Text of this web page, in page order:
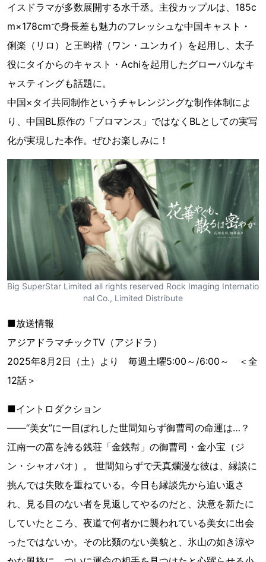
イスドラマが多数展開する水千丞。主役カップルは、185c
m×178cmで身長差も魅力のフレッシュな中国キャスト・
俐楽（リロ）と王昀楷（ワン・ユンカイ）を起用し、太子
役にタイからのキャスト・Achiを起用したグローバルなキ
ャスティングも話題に。
中国×タイ共同制作というチャレンジングな制作体制によ
り、中国BL原作の「ブロマンス」ではなくBLとしての実写
化が実現した本作。ぜひお楽しみに！
Big SuperStar Limited all rights reserved Rock Imaging Internatio
nal Co., Limited Distribute
■放送情報
アジアドラマチックTV（アジドラ）
2025年8月2日（土）より 毎週土曜5:00～/6:00～ ＜全
12話＞
■イントロダクション
――“美女”に一目ぼれした世間知らず御曹司の命運は…？
江南一の富を誇る銭荘「金銭幇」の御曹司・金小宝（ジ
ン・シャオバオ）。 世間知らずで天真爛漫な彼は、縁談に
挑んでは失敗を重ねている。今日も縁談先から追い返さ
れ、見る目のない者を見返してやるのだと、決意を新たに
していたところ、夜道で何者かに襲われている美女に出会
ったではないか。その比類のない美貌と、氷山の如き涼や